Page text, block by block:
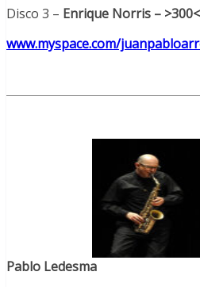
Disco 3 – Enrique Norris – >300<
www.myspace.com/
Pablo Ledesma